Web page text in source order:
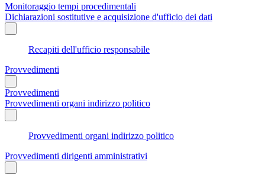
Monitoraggio tempi procedimentali
Dichiarazioni sostitutive e acquisizione d'ufficio dei dati
Recapiti dell'ufficio responsabile
Provvedimenti
Provvedimenti
Provvedimenti organi indirizzo politico
Provvedimenti organi indirizzo politico
Provvedimenti dirigenti amministrativi